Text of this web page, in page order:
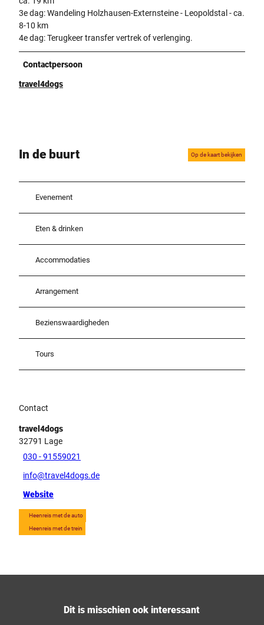
3e dag: Wandeling Holzhausen-Externsteine - Leopoldstal - ca.
8-10 km
4e dag: Terugkeer transfer vertrek of verlenging.
Contactpersoon
travel4dogs
In de buurt Op de kaart bekijken
Evenement
Eten & drinken
Accommodaties
Arrangement
Bezienswaardigheden
Tours
Contact
travel4dogs
32791 Lage
030 - 91559021
info@travel4dogs.de
Website
Heenreis met de auto
Heenreis met de trein
Dit is misschien ook interessant